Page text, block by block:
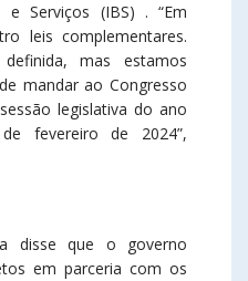
Serviços (IBS) . “Em
leis complementares.
mas estamos
mandar ao Congresso
legislativa do ano
fevereiro de 2024”,
disse que o governo
em parceria com os